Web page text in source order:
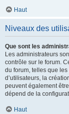
Haut
Niveaux des
Que sont les
Les administrateurs
contrôle sur le forum.
du forum, telles que
d’utilisateurs, la
peuvent également
dépend de la
Haut